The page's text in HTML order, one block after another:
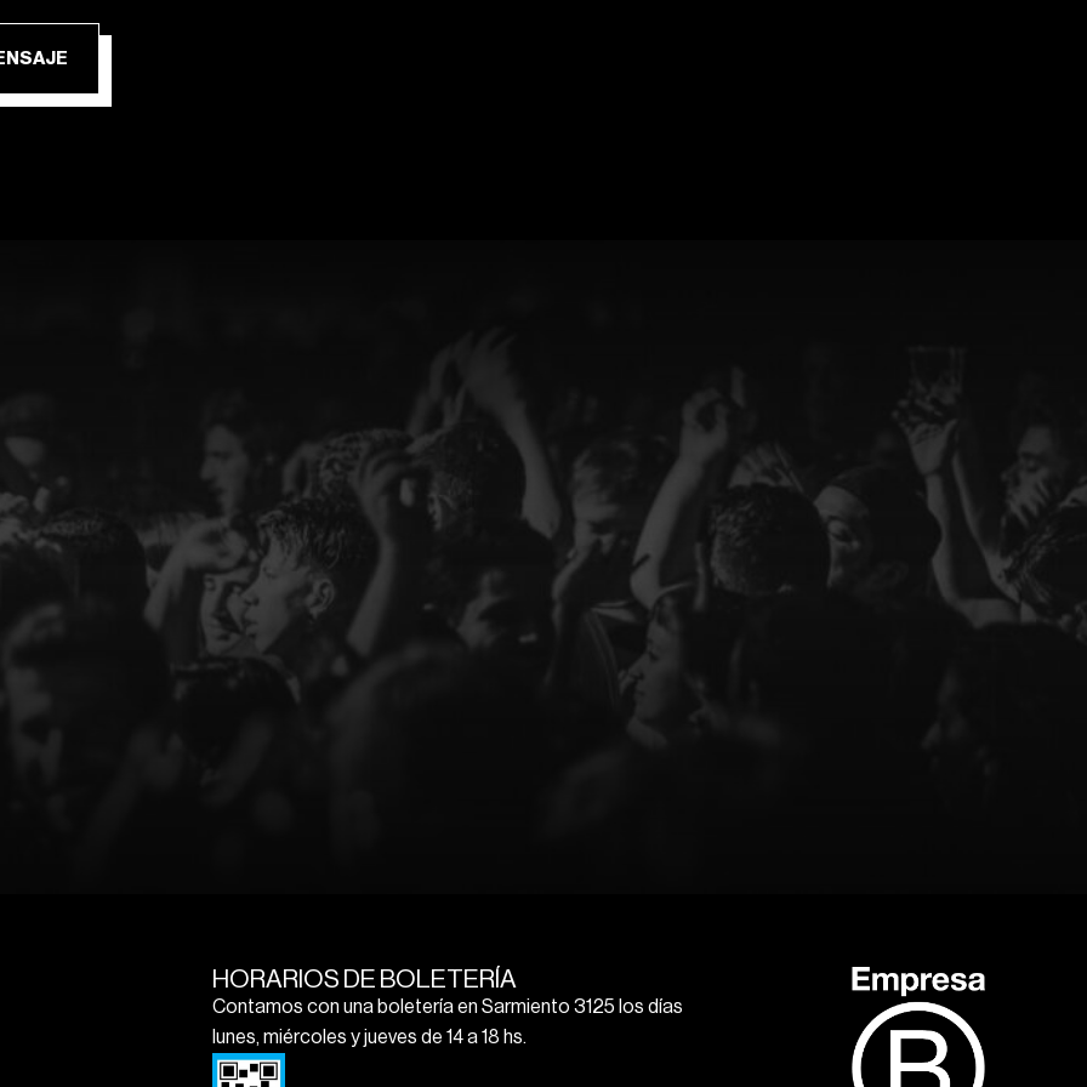
MENSAJE
HORARIOS DE BOLETERÍA
Contamos con una boletería en Sarmiento 3125 los días
lunes, miércoles y jueves de 14 a 18 hs.